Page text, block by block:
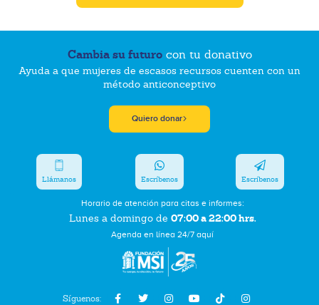
Cambia su futurocon tu donativo
Ayuda a que mujeres de escasos recursos cuenten con un
método anticonceptivo
Quiero donar
Síguenos:
Horario de atención para citas e informes:
Lunes a domingo de 07:00 a 22:00 hrs.
Agenda en línea 24/7 aquí
Llámanos Escríbenos Escríbenos